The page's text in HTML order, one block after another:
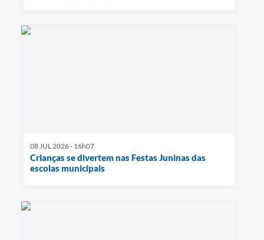
08 JUL 2026 - 16h07
Crianças se divertem nas Festas Juninas das
escolas municipais